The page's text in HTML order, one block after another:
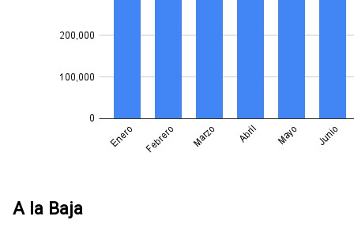
A la Baja